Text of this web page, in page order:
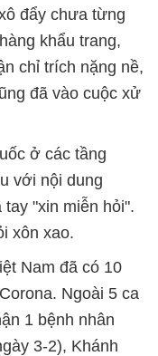
đẩy chưa từng
khẩu trang,
chỉ trích nặng nề,
đã vào cuộc xử
ở các tầng
với nội dung
"xin miễn hỏi".
xôn xao.
Nam đã có 10
Ngoài 5 ca
1 bệnh nhân
3-2), Khánh